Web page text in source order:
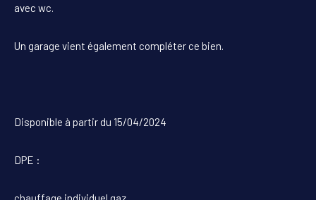
avec wc.
Un garage vient également compléter ce bien.
Disponible à partir du 15/04/2024
DPE :